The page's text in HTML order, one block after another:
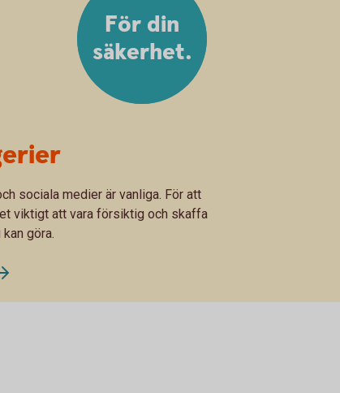
För din
säkerhet.
sociala medier är vanliga. För att
viktigt att vara försiktig och skaffa
göra.